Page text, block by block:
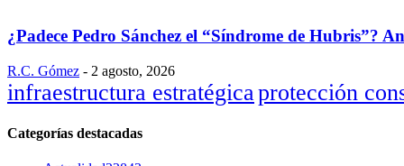
¿Padece Pedro Sánchez el “Síndrome de Hubris”?
R.C. Gómez - 2 agosto, 2026
infraestructura estratégicaprotección
Categorías destacadas